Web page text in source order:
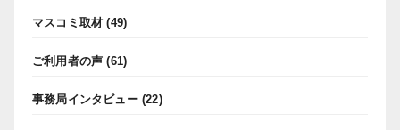
マスコミ取材 (49)
ご利用者の声 (61)
事務局インタビュー(22)